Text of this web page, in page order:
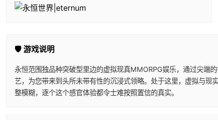
🛡️ 游戏说明
永恒范围独品种突破型里边的虚拟现真MMORPG娱乐，通过尖端
艺，为您带来到头所未带有性的沉浸式领略。处于这里，虚拟与现
整模糊，逐个这个感官体验都令士难按照置信的真实。